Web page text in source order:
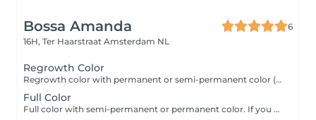
Bossa Amanda
6
16H, Ter Haarstraat Amsterdam NL
Regrowth Color
Regrowth color with permanent or semi-permanent color (not bleach). If you have waited more than 3 months, book full color.
Full Color
Full color with semi-permanent or permanent color. If you want to go blonde, book highlights.